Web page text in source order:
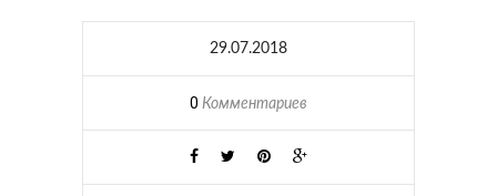
29.07.2018
0 Комментариев